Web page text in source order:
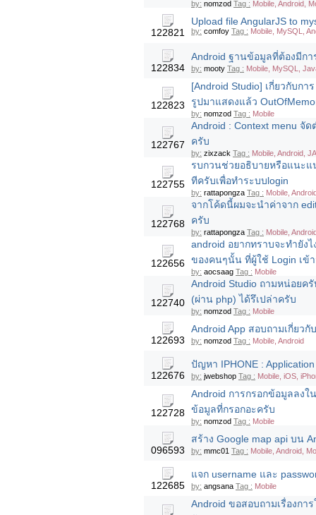
by: nomzod Tag : Mobile, Android,
122821
Upload file AngularJS to
by: comfoy Tag : Mobile, MySQL,
122834
Android ฐานข้อมูลที่ต้องมีก
by: mooty Tag : Mobile, MySQL,
122823
[Android Studio] เกี่ยวกับก
รูปมาแสดงแล้ว
by: nomzod Tag : Mobile
122767
Android : Context menu จั
ครับ
by: zixzack Tag : Mobile, Android,
122755
รบกวนช่วยอธิบายหรือแนะแ
ทีครับเพื่อทำระบบlogin
by: rattapongza Tag : Mobile,
122768
จากโค้ดนี้ผมจะนำค่าจาก
ครับ
by: rattapongza Tag : Mobile,
122656
android อยากทราบจะทำยัง
ของคนๆนั้น ที่ผู้ใช้ Login เ
by: aocsaag Tag : Mobile
122740
Android Studio ถามหน่อยค
(ผ่าน php) ได้รึเปล่าครับ
by: nomzod Tag : Mobile
122693
Android App สอบถามเกี่ยว
by: nomzod Tag : Mobile, Android
122676
ปัญหา IPHONE :
by: jwebshop Tag : Mobile, iOS,
122728
Android การกรอกข้อมูลลง
ข้อมูลที่กรอกอะครับ
by: nomzod Tag : Mobile
096593
สร้าง Google map api บน
by: mmc01 Tag : Mobile, Android,
122685
แจก username และ
by: angsana Tag : Mobile
Android ขอสอบถามเรื่องกา